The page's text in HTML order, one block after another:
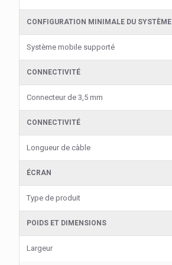
CONFIGURATION MINIMALE DU SYSTÈME
Système mobile supporté
CONNECTIVITÉ
Connecteur de 3,5 mm
CONNECTIVITÉ
Longueur de càble
ÉCRAN
Type de produit
POIDS ET DIMENSIONS
Largeur